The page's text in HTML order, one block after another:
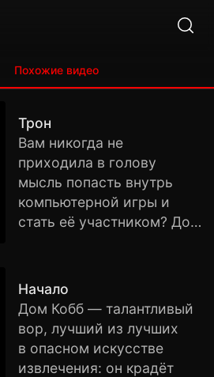
Похожие видео
Трон
Вам никогда не
приходила в голову
мысль попасть внутрь
компьютерной игры и
стать её участником? До
что это возможно лишь в
его воображении. Но,
оказавшись в секретной
лаборатории,
разрабатывающей
Начало
Дом Кобб — талантливый
вор, лучший из лучших
в опасном искусстве
извлечения: он крадёт